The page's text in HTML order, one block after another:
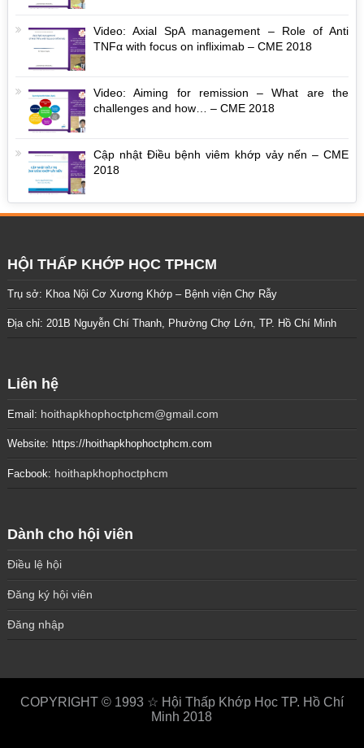
Video: Axial SpA management – Role of Anti
TNFα with focus on infliximab – CME 2018
Video: Aiming for remission – What are the
challenges and how… – CME 2018
Cập nhật Ðiều bệnh viêm khớp vảy nến – CME
2018
HỘI THẤP KHỚP HỌC TPHCM
Trụ sở: Khoa Nội Cơ Xương Khớp – Bệnh viện Chợ Rẫy
Địa chỉ: 201B Nguyễn Chí Thanh, Phường Chợ Lớn, TP. Hồ Chí Minh
Liên hệ
Email: hoithapkhophoctphcm@gmail.com
Website: https://hoithapkhophoctphcm.com
Facbook: hoithapkhophoctphcm
Dành cho hội viên
Điều lệ hội
Đăng ký hội viên
Đăng nhập
COPYRIGHT © 1993 ☆ Hội Thấp Khớp Học TP. Hồ Chí
Minh 2018